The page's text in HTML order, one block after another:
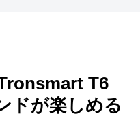
T6
ドが楽しめる